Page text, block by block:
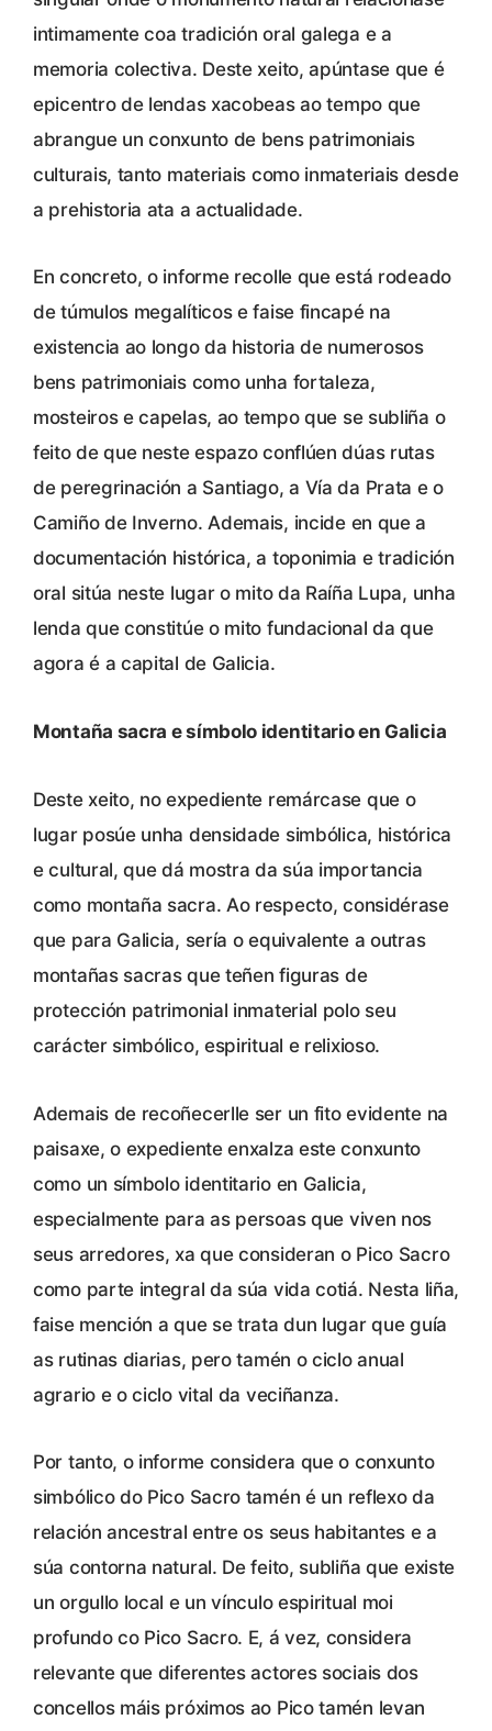
intimamente coa tradición oral galega e a
memoria colectiva. Deste xeito, apúntase que é
epicentro de lendas xacobeas ao tempo que
abrangue un conxunto de bens patrimoniais
culturais, tanto materiais como inmateriais desde
a prehistoria ata a actualidade.
En concreto, o informe recolle que está rodeado
de túmulos megalíticos e faise fincapé na
existencia ao longo da historia de numerosos
bens patrimoniais como unha fortaleza,
mosteiros e capelas, ao tempo que se subliña o
feito de que neste espazo conflúen dúas rutas
de peregrinación a Santiago, a Vía da Prata e o
Camiño de Inverno. Ademais, incide en que a
documentación histórica, a toponimia e tradición
oral sitúa neste lugar o mito da Raíña Lupa, unha
lenda que constitúe o mito fundacional da que
agora é a capital de Galicia.
Montaña sacra e símbolo identitario en Galicia
Deste xeito, no expediente remárcase que o
lugar posúe unha densidade simbólica, histórica
e cultural, que dá mostra da súa importancia
como montaña sacra. Ao respecto, considérase
que para Galicia, sería o equivalente a outras
montañas sacras que teñen figuras de
protección patrimonial inmaterial polo seu
carácter simbólico, espiritual e relixioso.
Ademais de recoñecerlle ser un fito evidente na
paisaxe, o expediente enxalza este conxunto
como un símbolo identitario en Galicia,
especialmente para as persoas que viven nos
seus arredores, xa que consideran o Pico Sacro
como parte integral da súa vida cotiá. Nesta liña,
faise mención a que se trata dun lugar que guía
as rutinas diarias, pero tamén o ciclo anual
agrario e o ciclo vital da veciñanza.
Por tanto, o informe considera que o conxunto
simbólico do Pico Sacro tamén é un reflexo da
relación ancestral entre os seus habitantes e a
súa contorna natural. De feito, subliña que existe
un orgullo local e un vínculo espiritual moi
profundo co Pico Sacro. E, á vez, considera
relevante que diferentes actores sociais dos
concellos máis próximos ao Pico tamén levan